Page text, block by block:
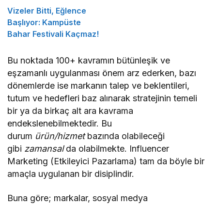
Vizeler Bitti, Eğlence
Başlıyor: Kampüste
Bahar Festivali Kaçmaz!
Bu noktada 100+ kavramın bütünleşik ve
eşzamanlı uygulanması önem arz ederken, bazı
dönemlerde ise markanın talep ve beklentileri,
tutum ve hedefleri baz alınarak stratejinin temeli
bir ya da birkaç alt ara kavrama
endekslenebilmektedir. Bu
durum ürün/hizmetbazında olabileceği
gibi zamansalda olabilmekte. Influencer
Marketing (Etkileyici Pazarlama) tam da böyle bir
amaçla uygulanan bir disiplindir.
Buna göre; markalar, sosyal medya